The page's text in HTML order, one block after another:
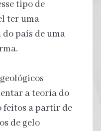
tipo de
ter uma
país de uma
a teoria do
feitos a partir de
de gelo